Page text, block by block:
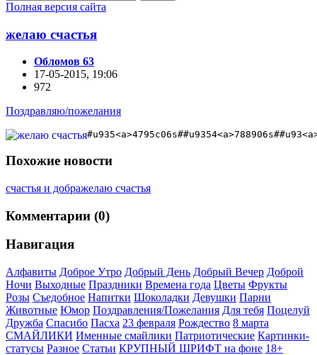
Полная версия сайта
желаю счастья
Обломов 63
17-05-2015, 19:06
972
Поздравляю/пожелания
Похожие новости
счастья и дображелаю счастья
Комментарии (0)
Навигация
Алфавиты Доброе Утро Добрый День Добрый Вечер Доброй
Ночи Выходные Праздники Времена года Цветы Фрукты
Розы Съедобное Напитки Шоколадки Девушки Парни
Животные Юмор Поздравления/Пожелания Для тебя Поцелуй
Дружба Спасибо Пасха 23 февраля Рождество 8 марта
СМАЙЛИКИ Именные смайлики Патриотические Картинки-
статусы Разное Cтатьи КРУПНЫЙ ШРИФТ на фоне 18+